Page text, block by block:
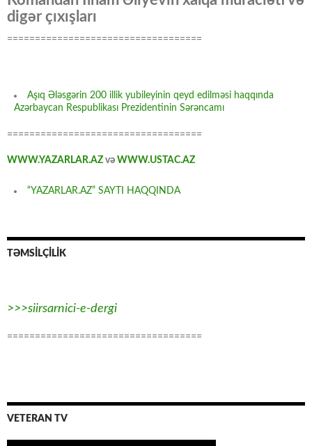
digər çıxışları
===================================
Aşıq Ələsgərin 200 illik yubileyinin qeyd edilməsi haqqında
Azərbaycan Respublikası Prezidentinin Sərəncamı
===================================
WWW.YAZARLAR.AZ və WWW.USTAC.AZ
“YAZARLAR.AZ” SAYTI HAQQINDA
TƏMSİLÇİLİK
>>>siirsarnici-e-dergi
===================================
VETERAN TV